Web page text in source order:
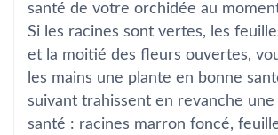
santé de votre orchidée au
Si les racines sont vertes, les
et la moitié des fleurs ouvertes,
les mains une plante en bonne
suivant trahissent en revanche une
santé : racines marron foncé,